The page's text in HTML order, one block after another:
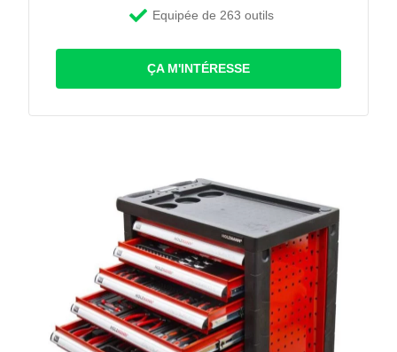
Equipée de 263 outils
ÇA M'INTÉRESSE